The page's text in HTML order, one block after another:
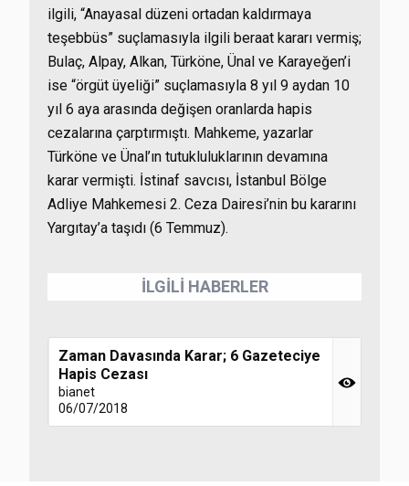
ilgili, “Anayasal düzeni ortadan kaldırmaya
teşebbüs” suçlamasıyla ilgili beraat kararı vermiş;
Bulaç, Alpay, Alkan, Türköne, Ünal ve Karayeğen’i
ise “örgüt üyeliği” suçlamasıyla 8 yıl 9 aydan 10
yıl 6 aya arasında değişen oranlarda hapis
cezalarına çarptırmıştı. Mahkeme, yazarlar
Türköne ve Ünal’ın tutukluluklarının devamına
karar vermişti. İstinaf savcısı, İstanbul Bölge
Adliye Mahkemesi 2. Ceza Dairesi’nin bu kararını
Yargıtay’a taşıdı (6 Temmuz).
İLGİLİ HABERLER
Zaman Davasında Karar; 6 Gazeteciye
Hapis Cezası
bianet
06/07/2018